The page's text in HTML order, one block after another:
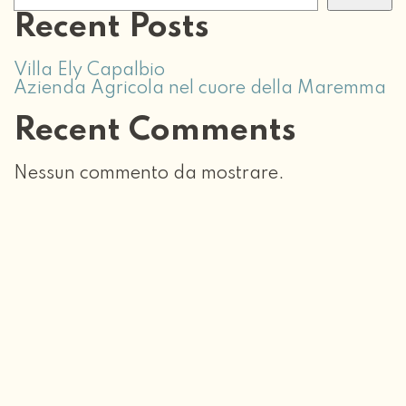
Recent Posts
Villa Ely Capalbio
Azienda Agricola nel cuore della Maremma
Recent Comments
Nessun commento da mostrare.